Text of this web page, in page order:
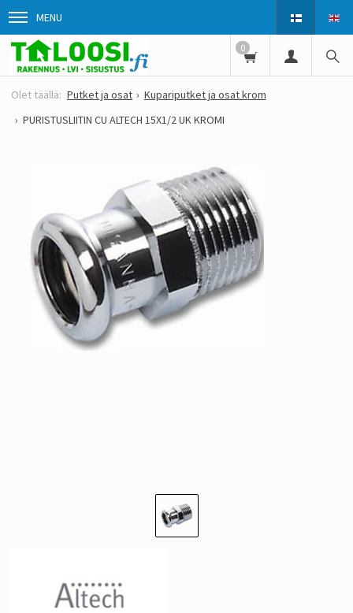
MENU
0
Putket ja osat
Kupariputket ja osat krom
PURISTUSLIITIN CU ALTECH 15X1/2 UK KROMI